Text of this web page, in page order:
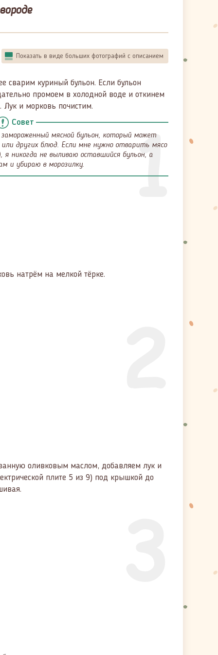
Показать в виде больших фотографий с описанием
1
сварим куриный бульон. Если бульон
промоем в холодной воде и откинем
и морковь почистим.
Совет
мясной бульон, который может
других блюд. Если мне нужно отварить мясо
я никогда не выливаю оставшийся бульон, а
и убираю в морозилку.
натрём на мелкой тёрке.
оливковым маслом, добавляем лук и
плите 5 из 9) под крышкой до